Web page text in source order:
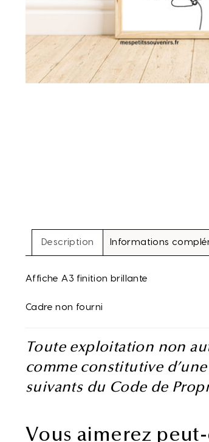
Description Informations
Affiche A3 finition brillante
Cadre non fourni
Toute exploitation non
comme constitutive
suivants du Code de
Vous aimerez